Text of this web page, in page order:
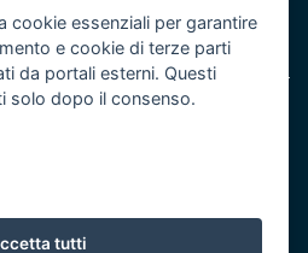
del POR Puglia 2014/2020 -
cookie essenziali per garantire
e cookie di terze parti
da portali esterni. Questi
solo dopo il consenso.
tutti